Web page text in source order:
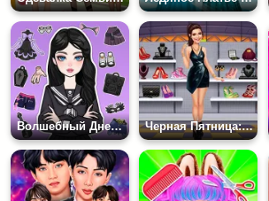
Волшебный Дневник: Одень Бумажную Куклу Черная Пятница: Мания Покупок